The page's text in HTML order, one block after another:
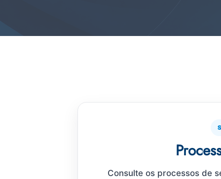
Consulte os processos de